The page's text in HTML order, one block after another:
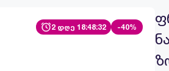
2 დღე 18:48:31 -40%